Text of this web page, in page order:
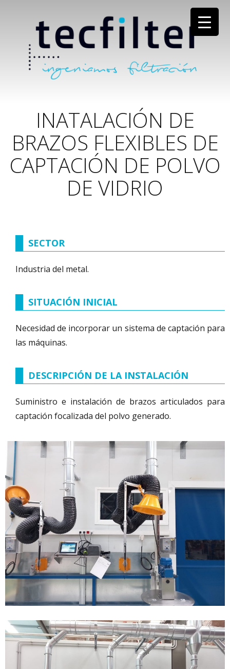
INATALACIÓN DE
BRAZOS FLEXIBLES DE
CAPTACIÓN DE POLVO
DE VIDRIO
SECTOR
Industria del metal.
SITUACIÓN INICIAL
Necesidad de incorporar un sistema de captación para
las máquinas.
DESCRIPCIÓN DE LA INSTALACIÓN
Suministro e instalación de brazos articulados para
captación focalizada del polvo generado.